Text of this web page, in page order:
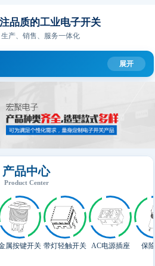
品质的工业电子开关
产、销售、服务一体化
产品中心
Product Center
属按键开关 带灯轻触开关 AC电源插座 保